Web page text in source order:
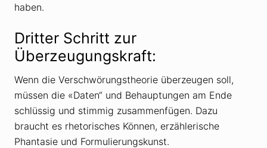
haben.
Dritter Schritt zur
Überzeugungskraft:
Wenn die Verschwörungstheorie überzeugen soll,
müssen die «Daten“ und Behauptungen am Ende
schlüssig und stimmig zusammenfügen. Dazu
braucht es rhetorisches Können, erzählerische
Phantasie und Formulierungskunst.